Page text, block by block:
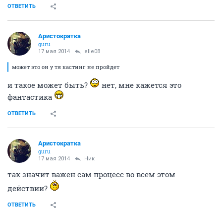
ОТВЕТИТЬ
Аристократка
guru
17 мая 2014 elle08
может это он у тя кастинг не пройдет
и такое может быть?
нет, мне кажется это
фантастика
ОТВЕТИТЬ
Аристократка
guru
17 мая 2014 Ник
так значит важен сам процесс во всем этом
действии?
ОТВЕТИТЬ